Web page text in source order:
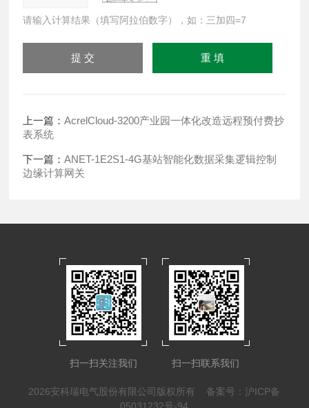
请输入计算结果（填写阿拉伯数字），如：三加四=7
上一篇：AcrelCloud-3200产业园一体化改造远程预付费抄
表系统
下一篇：ANET-1E2S1-4G基站智能化数据采集逻辑控制
边缘计算网关
扫一扫关注我们 扫一扫联系我们
2026安科瑞电气股份有限公司版权所有 备案号：沪ICP备
05031232号-94